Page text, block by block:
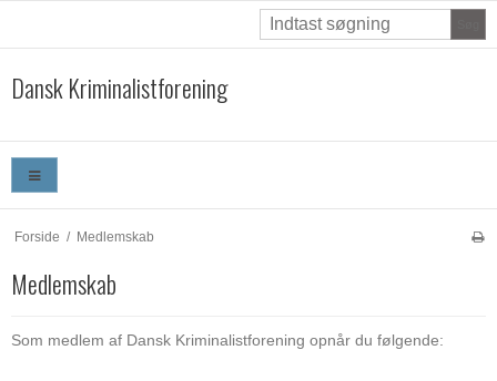
Dansk Kriminalistforening
Forside / Medlemskab
Medlemskab
Som medlem af Dansk Kriminalistforening opnår du følgende: